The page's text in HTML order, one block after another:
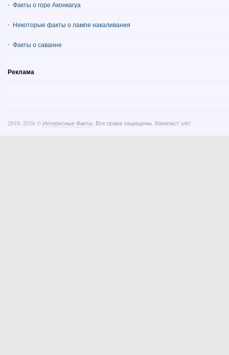
Факты о горе Аконкагуа
Некоторые факты о лампе накаливания
Факты о саванне
Реклама
2010–2026 © Интересные Факты. Все права защищены. Копипаст зло!